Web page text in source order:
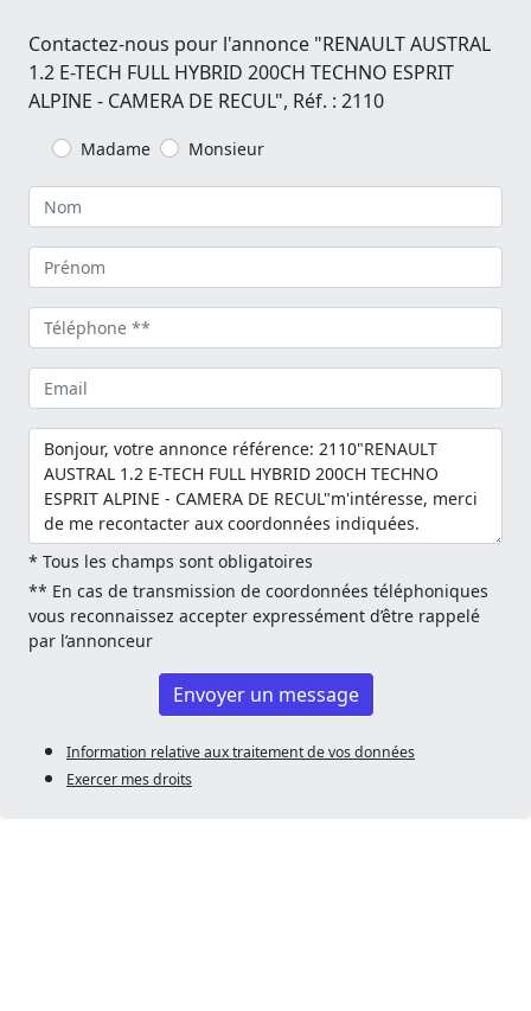
Contactez-nous pour l'annonce "RENAULT AUSTRAL
1.2 E-TECH FULL HYBRID 200CH TECHNO ESPRIT
ALPINE - CAMERA DE RECUL", Réf. : 2110
Madame Monsieur
* Tous les champs sont obligatoires
** En cas de transmission de coordonnées téléphoniques
vous reconnaissez accepter expressément d’être rappelé
par l’annonceur
Envoyer un message
Information relative aux traitement de vos données
Exercer mes droits